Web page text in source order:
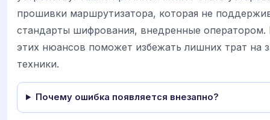
прошивки маршрутизатора, которая не
стандарты шифрования, внедренные
этих нюансов поможет избежать лишних трат на
техники.
Почему ошибка появляется внезапно?